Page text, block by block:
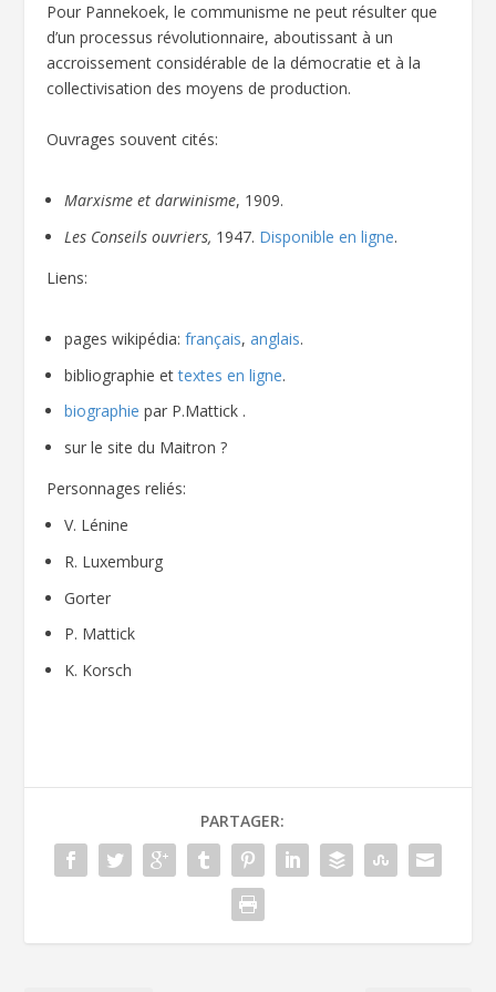
Pour Pannekoek, le communisme ne peut résulter que
d’un processus révolutionnaire, aboutissant à un
accroissement considérable de la démocratie et à la
collectivisation des moyens de production.
Ouvrages souvent cités:
Marxisme et darwinisme, 1909.
Les Conseils ouvriers, 1947. Disponible en ligne.
Liens:
pages wikipédia:français,anglais.
bibliographie ettextes en ligne.
biographie par P.Mattick .
sur le site du Maitron ?
Personnages reliés:
V. Lénine
R. Luxemburg
Gorter
P. Mattick
K. Korsch
PARTAGER: